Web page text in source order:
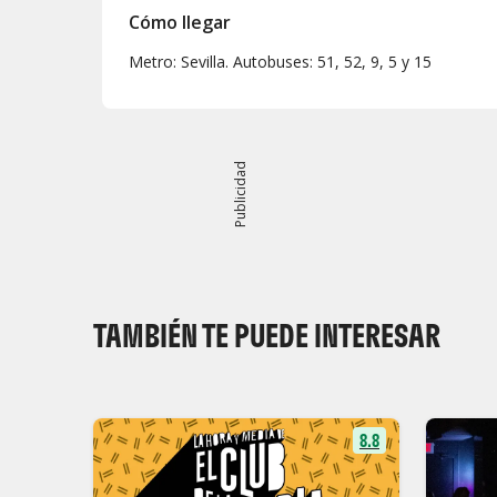
Cómo llegar
Metro: Sevilla. Autobuses: 51, 52, 9, 5 y 15
Publicidad
TAMBIÉN TE PUEDE INTERESAR
8.8